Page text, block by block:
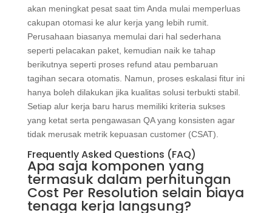
akan meningkat pesat saat tim Anda mulai memperluas
cakupan otomasi ke alur kerja yang lebih rumit.
Perusahaan biasanya memulai dari hal sederhana
seperti pelacakan paket, kemudian naik ke tahap
berikutnya seperti proses refund atau pembaruan
tagihan secara otomatis. Namun, proses eskalasi fitur ini
hanya boleh dilakukan jika kualitas solusi terbukti stabil.
Setiap alur kerja baru harus memiliki kriteria sukses
yang ketat serta pengawasan QA yang konsisten agar
tidak merusak metrik kepuasan customer (CSAT).
Frequently Asked Questions (FAQ)
Apa saja komponen yang
termasuk dalam perhitungan
Cost Per Resolution selain biaya
tenaga kerja langsung?